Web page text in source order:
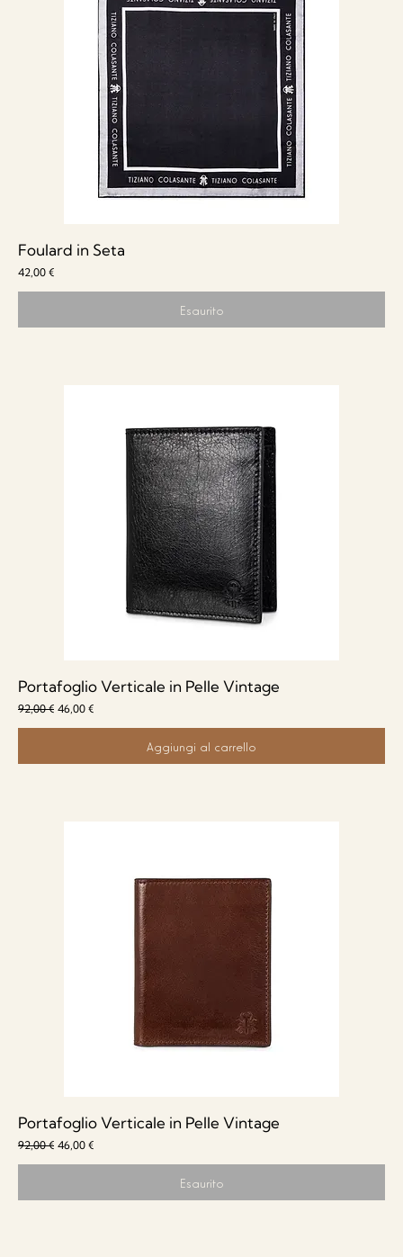
Foulard in Seta
Prezzo
42,00 €
Esaurito
Portafoglio Verticale in Pelle Vintage
Prezzo regolare
92,00 € Prezzo scontato
46,00 €
Aggiungi al carrello
Portafoglio Verticale in Pelle Vintage
Prezzo regolare
92,00 € Prezzo scontato
46,00 €
Esaurito